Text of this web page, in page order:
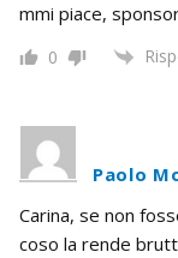
mmi piace,
0
Paolo
Carina, se non
coso la rende